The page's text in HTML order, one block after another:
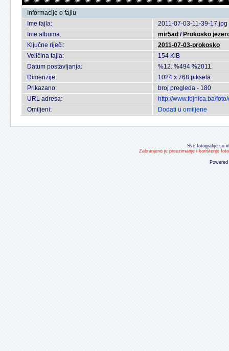
Informacije o fajlu
Ime fajla:
2011-07-03-11-39-17.jpg
Ime albuma:
mir5ad / Prokosko
Ključne riječi:
2011-07-03-prokosko
Veličina fajla:
154 KiB
Datum postavljanja:
%12. %494 %2011.
Dimenzije:
1024 x 768 piksela
Prikazano:
broj pregleda - 180
URL adresa:
http://www.fojnica.ba/
Omiljeni:
Dodati u omiljene
Sve fotografije su
Zabranjeno je preuzimanje i korištenje